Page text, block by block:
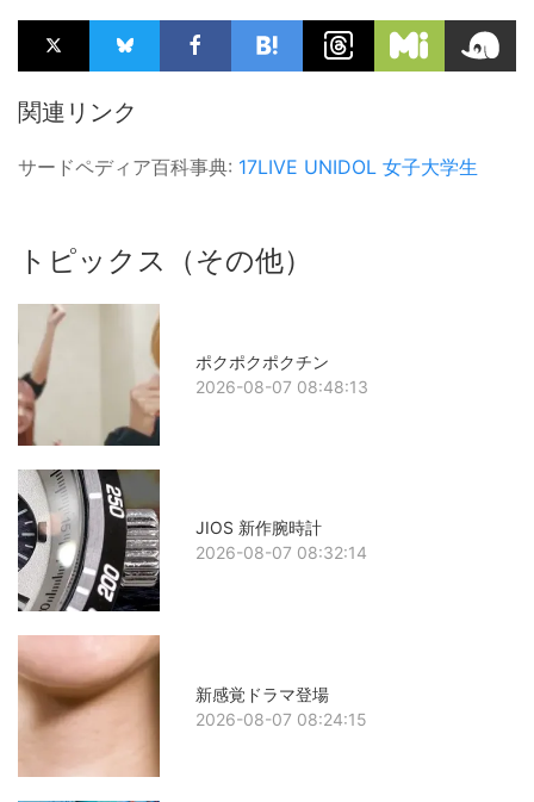
関連リンク
サードペディア百科事典: 17LIVE UNIDOL 女子大学生
トピックス（その他）
ポクポクポクチン
2026-08-07 08:48:13
JIOS 新作腕時計
2026-08-07 08:32:14
新感覚ドラマ登場
2026-08-07 08:24:15